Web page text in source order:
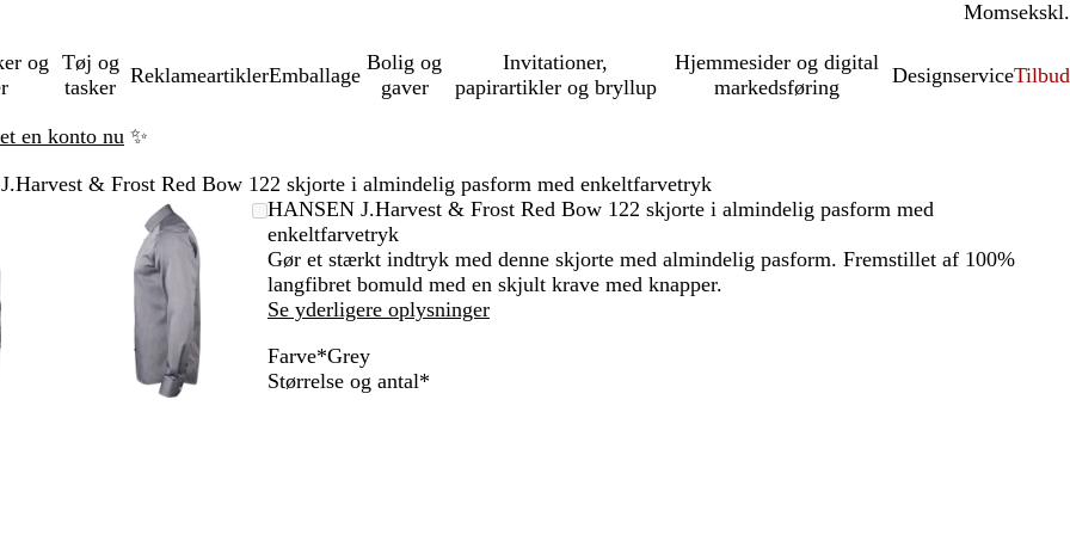
Momsinkl.
ekskl.
og Tøj og
tasker
ReklameartiklerEmballage
Bolig og
gaver
Invitationer,
papirartikler og bryllup
Hjemmesider og digital
markedsføring
DesignserviceTilbud
en konto nu ✨
& Frost Red Bow 122 skjorte i almindelig pasform med enkeltfarvetryk
Zoombart
billede
Zoomet
til
minimum
Klik
for
at
udvide
Brug
tasterne
plus
og
minus
til
at
zoome
HANSEN J.Harvest & Frost Red Bow 122 skjorte i almindelig pasform med
enkeltfarvetryk
Gør et stærkt indtryk med denne skjorte med almindelig pasform. Fremstillet af 100%
langfibret bomuld med en skjult krave med knapper.
Se yderligere oplysninger
Farve*Grey
M
W
G
Størrelse og antal*